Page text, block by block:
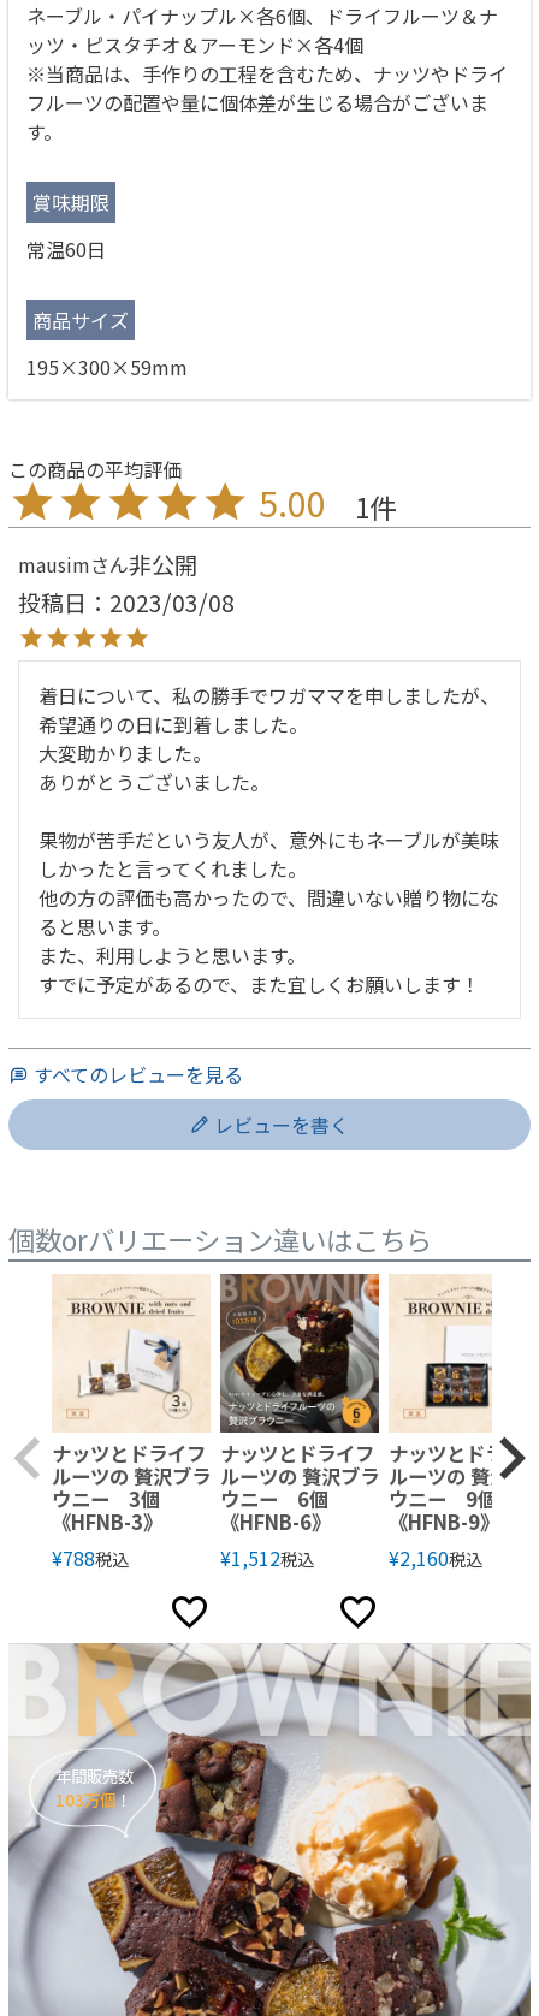
ネーブル・パイナップル×各6個、ドライフルーツ＆ナ
ッツ・ピスタチオ＆アーモンド×各4個
※当商品は、手作りの工程を含むため、ナッツやドライ
フルーツの配置や量に個体差が生じる場合がございま
す。
賞味期限
常温60日
商品サイズ
195×300×59mm
5.00 1
mausim
非公開
投稿日
2023/03/08
着日について、私の勝手でワガママを申しましたが、
希望通りの日に到着しました。
大変助かりました。
ありがとうございました。
果物が苦手だという友人が、意外にもネーブルが美味
しかったと言ってくれました。
他の方の評価も高かったので、間違いない贈り物にな
ると思います。
また、利用しようと思います。
すでに予定があるので、また宜しくお願いします！
すべてのレビューを見る
レビューを書く
個数orバリエーション違いはこちら
ナッツとドライフ
ルーツの 贅沢ブラ
ウニー 3個
《HFNB-3》
¥788税込
ナッツとドライフ
ルーツの 贅沢ブラ
ウニー 6個
《HFNB-6》
¥1,512税込
ナッツとドライ
ルーツの 贅沢ブ
ウニー 9個
《HFNB-9》
¥2,160税込
年間販売数
103万個！